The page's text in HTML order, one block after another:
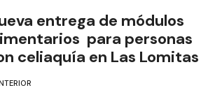
entrega de módulos
para personas